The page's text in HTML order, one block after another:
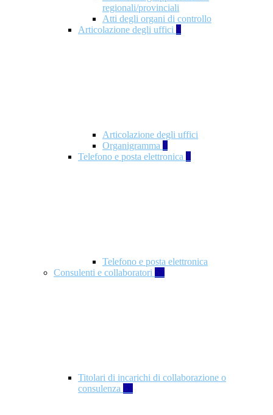
regionali/provinciali
Atti degli organi di controllo
Articolazione degli uffici 9
Articolazione degli uffici
Organigramma 1
Telefono e posta elettronica 1
Telefono e posta elettronica
Consulenti e collaboratori 57
Titolari di incarichi di collaborazione o
consulenza 57